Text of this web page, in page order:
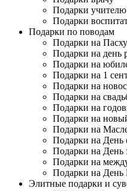
Подарки учителю
Подарки
Подарки по поводам
Подарки на Пасху
Подарки на день
Подарки на
Подарки на 1
Подарки на
Подарки на
Подарки на
Подарки на
Подарки на
Подарки на День
Подарки на День
Подарки на
Подарки на День
Элитные подарки и